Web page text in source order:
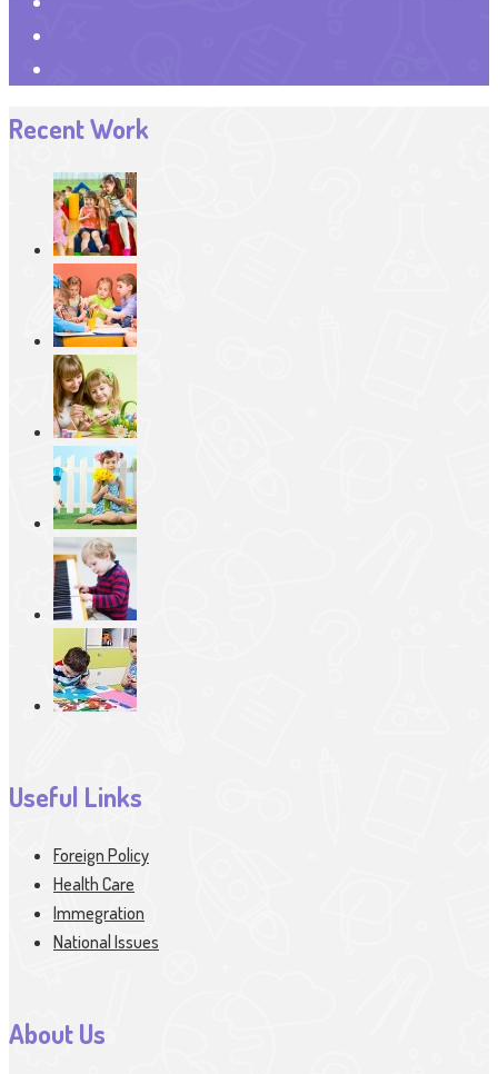
Recent Work
Useful Links
Foreign Policy
Health Care
Immegration
National Issues
About Us